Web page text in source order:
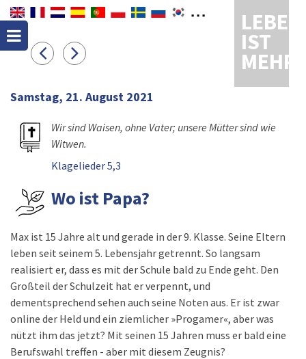
LEBEN
IST
MEHR
Samstag, 21. August 2021
Wir sind Waisen, ohne Vater; unsere Mütter sind wie
Witwen.
Klagelieder 5,3
Wo ist Papa?
Max ist 15 Jahre alt und gerade in der 9. Klasse. Seine Eltern
leben seit seinem 5. Lebensjahr getrennt. So langsam
realisiert er, dass es mit der Schule bald zu Ende geht. Den
Großteil der Schulzeit hat er verpennt, und
dementsprechend sehen auch seine Noten aus. Er ist zwar
online der Held und ein ziemlicher »Progamer«, aber was
nützt ihm das jetzt? Mit seinen 15 Jahren muss er bald eine
Berufswahl treffen - aber mit diesem Zeugnis?